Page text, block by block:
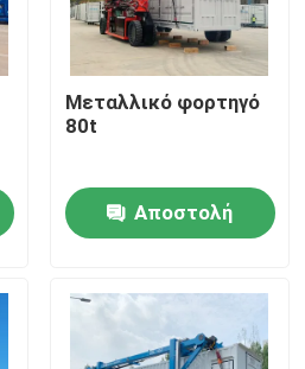
Μεταλλικό φορτηγό
80t
Αποστολή